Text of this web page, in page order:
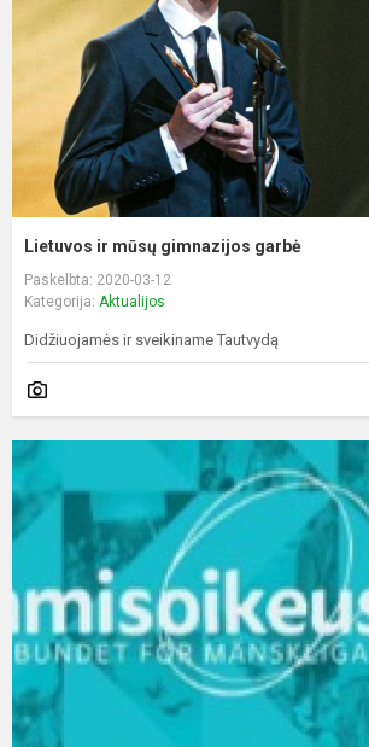
Lietuvos ir mūsų gimnazijos garbė
Paskelbta: 2020-03-12
Kategorija: Aktualijos
Didžiuojamės ir sveikiname Tautvydą